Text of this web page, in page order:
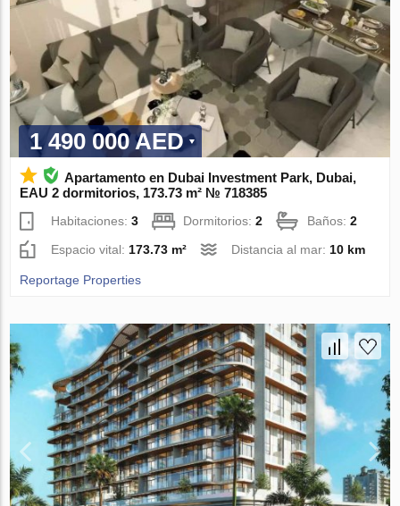
1 490 000 AED
Apartamento en Dubai Investment Park, Dubai,
EAU 2 dormitorios, 173.73 m² № 718385
Habitaciones:3 Dormitorios:2 Baños:2
Espacio vital: 173.73 m² Distancia al mar: 10 km
Reportage Properties